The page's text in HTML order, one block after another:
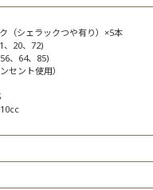
（シェラックつや有り）×5本
、20、72)
、64、85)
セント使用）